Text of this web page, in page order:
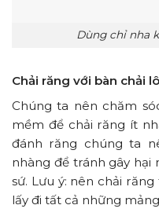
Dùng chỉ nha
Chải răng với bàn chải
Chúng ta nên chăm
mềm để chải răng ít
đánh răng chúng ta
nhàng để tránh gây
sứ. Lưu ý: nên chải
lấy đi tất cả những